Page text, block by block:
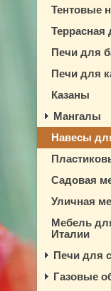
Тентовые
Террасная
Печи для
Печи для
Казаны
Мангалы
Навесы
Садовая
Уличная
Мебель
Италии
Печи для
Газовые